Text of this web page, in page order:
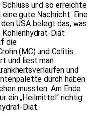
und so erreichte
gute Nachricht. Eine
USA belegt das, was
Diät
die
(MC) und Colitis
und liest man
und
durch haben
mussten. Am Ende
ein „Heilmittel“ richtig
Diät.